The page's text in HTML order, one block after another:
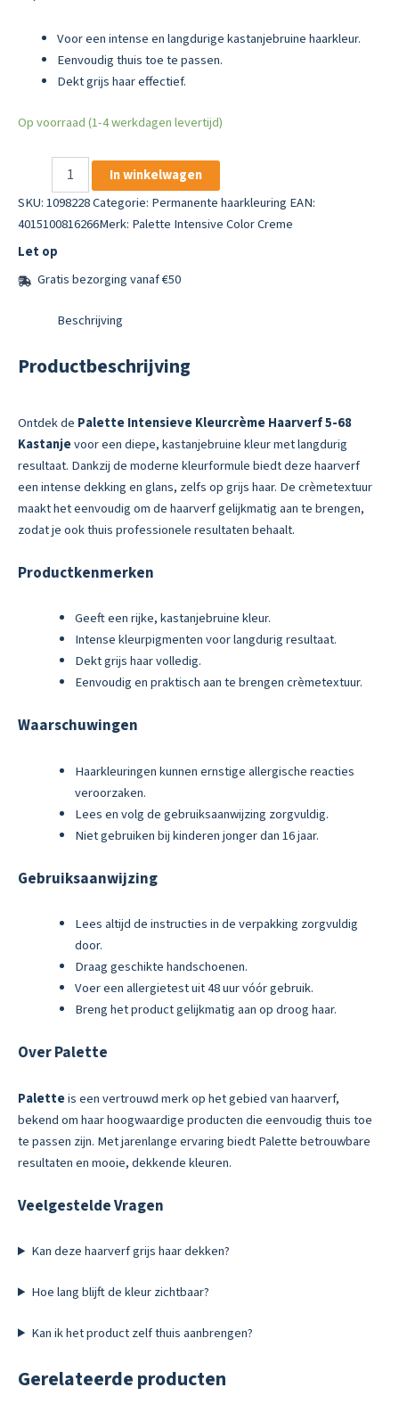
Voor een intense en langdurige kastanjebruine haarkleur.
Eenvoudig thuis toe te passen.
Dekt grijs haar effectief.
Op voorraad (1-4 werkdagen levertijd)
Intensieve
Kleurcrème
Haarverf
68
Kastanje
aantal
In winkelwagen
SKU:1098228Categorie: Permanente haarkleuring EAN:
4015100816266Merk: Palette Intensive Color Creme
Let op
Gratis bezorging vanaf €50
Beschrijving
Productbeschrijving
Ontdek de Palette Intensieve Kleurcrème Haarverf 5-68
Kastanjevoor een diepe, kastanjebruine kleur met langdurig
resultaat. Dankzij de moderne kleurformule biedt deze haarverf
een intense dekking en glans, zelfs op grijs haar. De crèmetextuur
maakt het eenvoudig om de haarverf gelijkmatig aan te brengen,
zodat je ook thuis professionele resultaten behaalt.
Productkenmerken
Geeft een rijke, kastanjebruine kleur.
Intense kleurpigmenten voor langdurig resultaat.
Dekt grijs haar volledig.
Eenvoudig en praktisch aan te brengen crèmetextuur.
Waarschuwingen
Haarkleuringen kunnen ernstige allergische reacties
veroorzaken.
Lees en volg de gebruiksaanwijzing zorgvuldig.
Niet gebruiken bij kinderen jonger dan 16 jaar.
Gebruiksaanwijzing
Lees altijd de instructies in de verpakking zorgvuldig
door.
Draag geschikte handschoenen.
Voer een allergietest uit 48 uur vóór gebruik.
Breng het product gelijkmatig aan op droog haar.
Over Palette
Paletteis een vertrouwd merk op het gebied van haarverf,
bekend om haar hoogwaardige producten die eenvoudig thuis toe
te passen zijn. Met jarenlange ervaring biedt Palette betrouwbare
resultaten en mooie, dekkende kleuren.
Veelgestelde Vragen
Kan deze haarverf grijs haar dekken?
Hoe lang blijft de kleur zichtbaar?
Kan ik het product zelf thuis aanbrengen?
Gerelateerde producten